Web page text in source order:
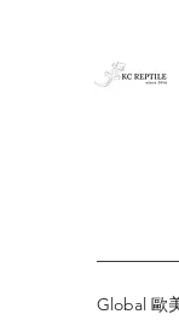
Global 歐